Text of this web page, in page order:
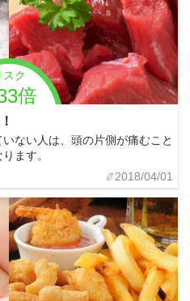
スク
倍
ない人は、頭の片側が痛むこと
ます。
2018/04/01